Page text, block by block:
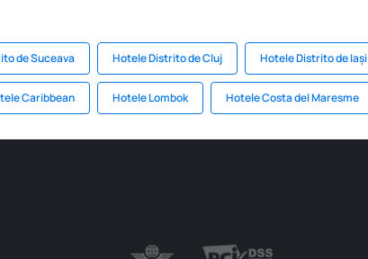
de Suceava Hotele Distrito de Cluj Hotele Distrito de Iași
Caribbean Hotele Lombok Hotele Costa del Maresme